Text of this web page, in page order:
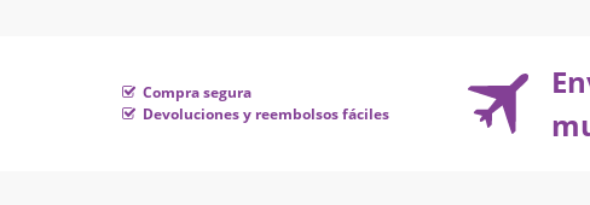
Compra segura
Devoluciones y reembolsos fáciles